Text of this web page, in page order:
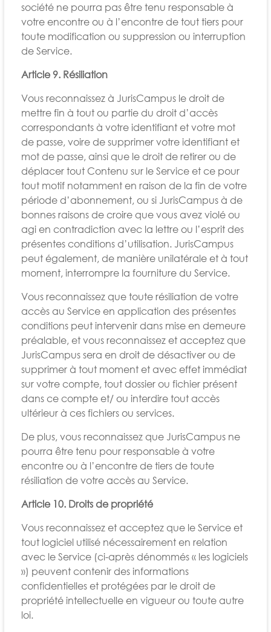
société ne pourra pas être tenu responsable à
votre encontre ou à l’encontre de tout tiers pour
toute modification ou suppression ou interruption
de Service.
Article 9. Résiliation
Vous reconnaissez à JurisCampus le droit de
mettre fin à tout ou partie du droit d’accès
correspondants à votre identifiant et votre mot
de passe, voire de supprimer votre identifiant et
mot de passe, ainsi que le droit de retirer ou de
déplacer tout Contenu sur le Service et ce pour
tout motif notamment en raison de la fin de votre
période d’abonnement, ou si JurisCampus à de
bonnes raisons de croire que vous avez violé ou
agi en contradiction avec la lettre ou l’esprit des
présentes conditions d’utilisation. JurisCampus
peut également, de manière unilatérale et à tout
moment, interrompre la fourniture du Service.
Vous reconnaissez que toute résiliation de votre
accès au Service en application des présentes
conditions peut intervenir dans mise en demeure
préalable, et vous reconnaissez et acceptez que
JurisCampus sera en droit de désactiver ou de
supprimer à tout moment et avec effet immédiat
sur votre compte, tout dossier ou fichier présent
dans ce compte et/ ou interdire tout accès
ultérieur à ces fichiers ou services.
De plus, vous reconnaissez que JurisCampus ne
pourra être tenu pour responsable à votre
encontre ou à l’encontre de tiers de toute
résiliation de votre accès au Service.
Article 10. Droits de propriété
Vous reconnaissez et acceptez que le Service et
tout logiciel utilisé nécessairement en relation
avec le Service (ci-après dénommés « les logiciels
») peuvent contenir des informations
confidentielles et protégées par le droit de
propriété intellectuelle en vigueur ou toute autre
loi.